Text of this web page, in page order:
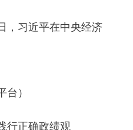
，习近平在中央经济
）
行正确政绩观